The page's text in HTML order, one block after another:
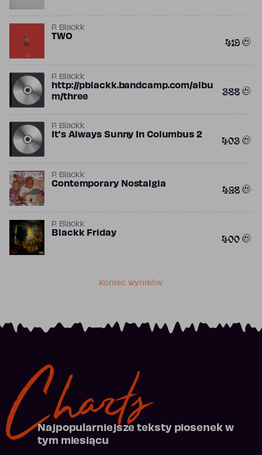
P. Blackk
TWO 419
P. Blackk
http://pblackk.bandcamp.com/albu
m/three
388
P. Blackk
It's Always Sunny In Columbus 2 403
P. Blackk
Contemporary Nostalgia 428
P. Blackk
Blackk Friday 400
Koniec wyników
Charts
Najpopularniejsze teksty piosenek w
tym miesiącu